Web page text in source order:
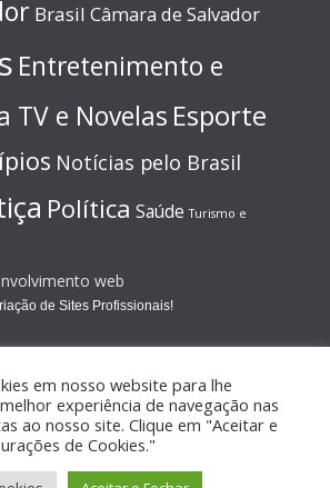
Brasil Câmara de Salvador
Entretenimento e
TV e Novelas Esporte
Notícias pelo Brasil
Política Saúde Turismo e
de Sites Profissionais!
GAZETA ONLINE
reservados.
em nosso website para lhe
experiência de navegação nas
ao nosso site. Clique em "Aceitar e
de Cookies."